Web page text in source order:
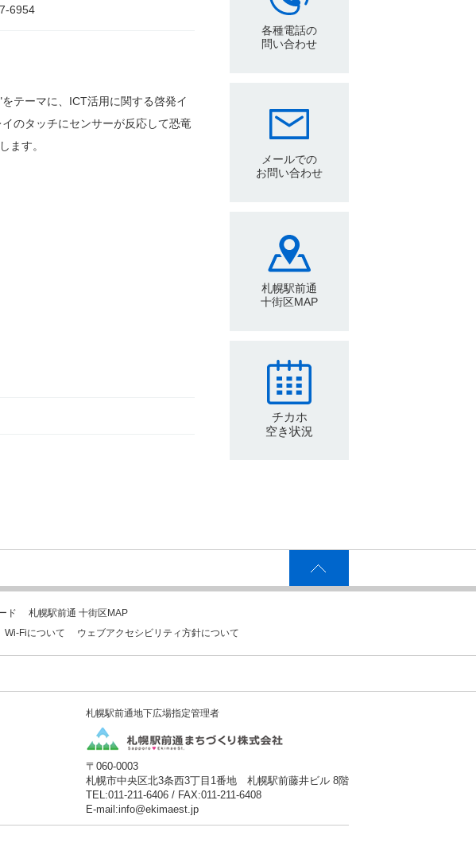
6954
テーマに、ICT活用に関する啓発イ
のタッチにセンサーが反応して恐竜
ます。
各種電話の
問い合わせ
メールでの
お問い合わせ
札幌駅前通
十街区MAP
チカホ
空き状況
ド
札幌駅前通 十街区MAP
Wi-Fiについて ウェブアクセシビリティ方針について
札幌駅前通地下広場指定管理者
〒060-0003
札幌市中央区北3条西3丁目1番地 札幌駅前藤井ビル 8階
TEL:011-211-6406 / FAX:011-211-6408
E-mail:info@ekimaest.jp